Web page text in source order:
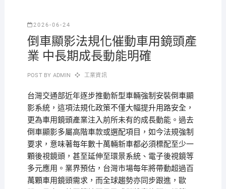
2026-06-24
倒車顯影法規化催動車用鏡頭產
業 中長期成長動能明確
POST BY ADMIN 工業資訊
台灣交通部近年逐步推動新型車輛強制安裝倒車顯
影系統，這項法規化政策不僅大幅提升用路安全，
更為車用鏡頭產業注入前所未有的成長動能。過去
倒車顯影多屬高階車款或選配項目，如今法規強制
要求，意味著每年數十萬輛新車都必須標配至少一
顆後視鏡頭，甚至延伸至環景系統、電子後視鏡等
多元應用。業界預估，台灣市場每年將帶動超過百
萬顆車用鏡頭需求，而全球趨勢亦同步跟進，歐